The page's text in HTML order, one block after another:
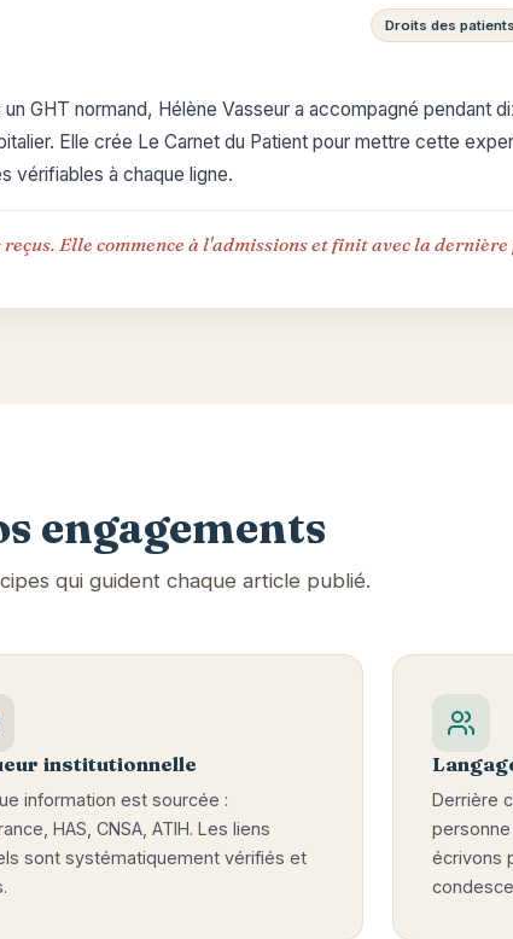
Droits des patients
GHT normand, Hélène Vasseur a accompagné pendant
Elle crée Le Carnet du Patient pour mettre cette
vérifiables à chaque ligne.
Elle commence à l'admissions et finit avec la
engagements
qui guident chaque article publié.
institutionnelle
information est sourcée :
HAS, CNSA, ATIH. Les liens
sont systématiquement vérifiés et
Derrière
écrivons